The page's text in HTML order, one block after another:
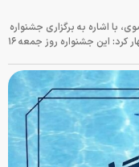
اشاره به برگزاری جشنواره